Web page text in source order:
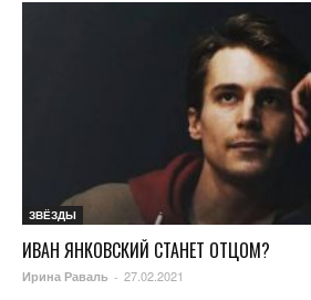
ЗВЁЗДЫ
ИВАН ЯНКОВСКИЙ СТАНЕТ ОТЦОМ?
Ирина Раваль - 27.02.2021